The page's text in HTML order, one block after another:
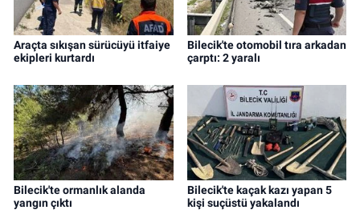
Araçta sıkışan sürücüyü itfaiye
ekipleri kurtardı
Bilecik'te otomobil tıra arkadan
çarptı: 2 yaralı
Bilecik'te ormanlık alanda
yangın çıktı
Bilecik'te kaçak kazı yapan 5
kişi suçüstü yakalandı